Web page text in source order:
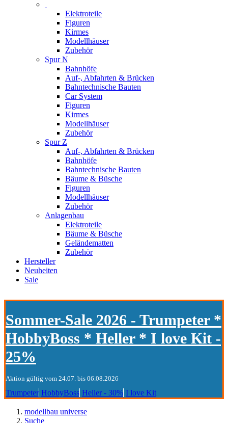
Elektroteile
Figuren
Kirmes
Modellhäuser
Zubehör
Spur N
Bahnhöfe
Auf-, Abfahrten & Brücken
Bahntechnische Bauten
Car System
Figuren
Kirmes
Modellhäuser
Zubehör
Spur Z
Auf-, Abfahrten & Brücken
Bahnhöfe
Bahntechnische Bauten
Bäume & Büsche
Figuren
Modellhäuser
Zubehör
Anlagenbau
Elektroteile
Bäume & Büsche
Geländematten
Zubehör
Hersteller
Neuheiten
Sale
Sommer-Sale 2026 - Trumpeter *
HobbyBoss * Heller * I love Kit -
25%
Aktion gültig vom 24.07. bis 06.08.2026
Trumpeter HobbyBoss Heller - 30% I love Kit
modellbau universe
Suche